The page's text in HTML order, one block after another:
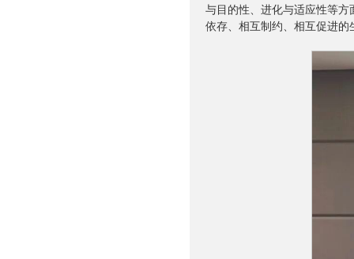
与目的性、进化与适应性等
依存、相互制约、相互促进